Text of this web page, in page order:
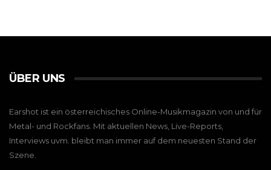
ÜBER UNS
Earshot ist ein österreichisches Online-Musikmagazin von und für
Metal- und Rockfans. Mit aktuellen News, Live-Reports,
Interviews uvm. bleibt man immer auf dem neuesten Stand der
Szene.